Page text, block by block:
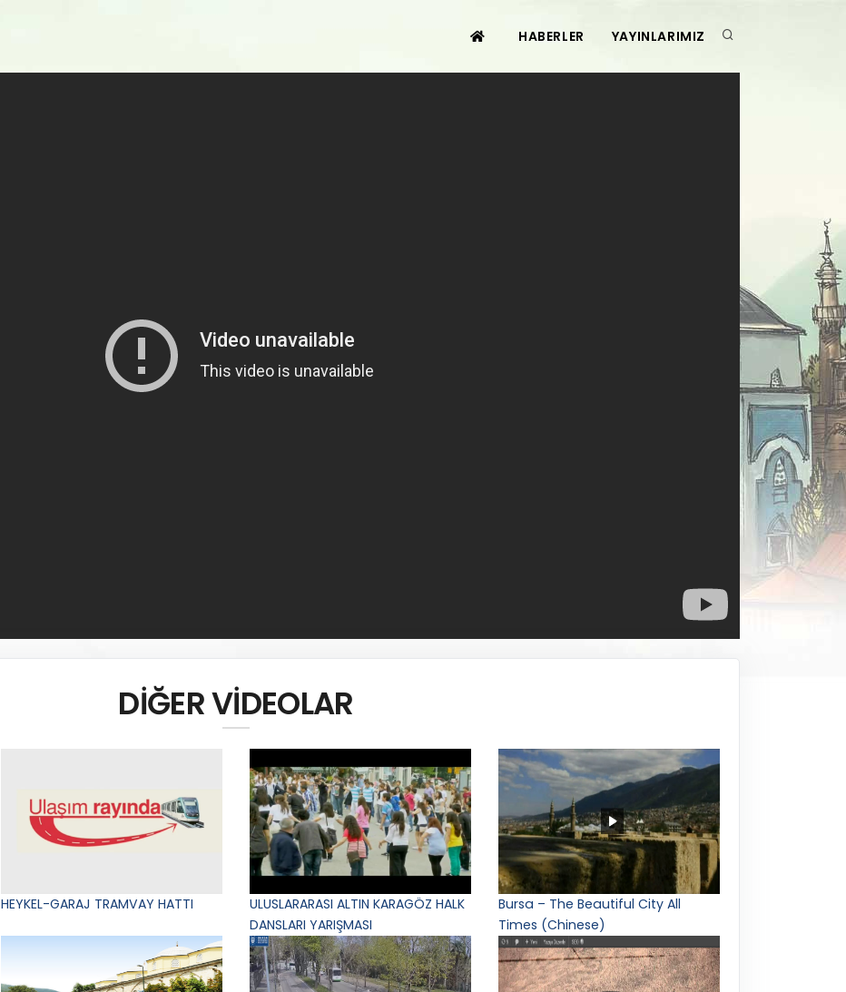
HABERLER YAYINLARIMIZ
DİĞER VİDEOLAR
HEYKEL-GARAJ TRAMVAY HATTI
ULUSLARARASI ALTIN KARAGÖZ HALK
DANSLARI YARIŞMASI
Bursa – The Beautiful City All
Times (Chinese)